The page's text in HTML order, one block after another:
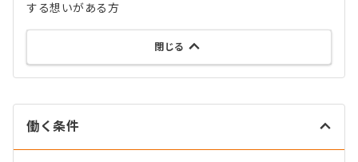
する想いがある方
閉じる
働く条件